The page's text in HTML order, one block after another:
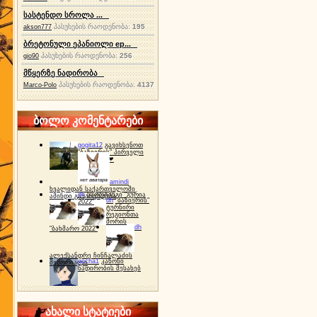
სასტენდო სროლა ...
akson777 პასუხების რაოდენობა:195
ბრეტონული ეპანიოლი ep...
gio90 პასუხების რაოდენობა:256
მწყერზე ნადირობა
Marco-Polo პასუხების რაოდენობა:4137
ბოლო კომენტარები
gogita12 გავიხსენოთ
"ბაზიერის" პირველი
ტურნირი ❤
amindi
ხვალიდან საქართველოში
ამინდი გაუარესდება
dh სპორტინგი "გურია
2022"
dh "ბაზიერის"
ტურნირი
რეგიონთა
შორის
"ბახმარო 2022"
dh
ალექსანდრე ჩინჩალაძის
მემორიალიgocha1 კანონი
ნადირობის შესახებ
ახალი სტატიები